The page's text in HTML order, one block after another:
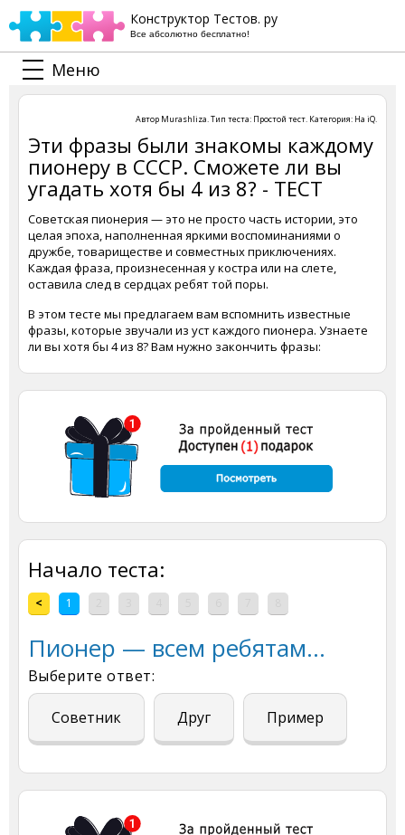
Конструктор Тестов. ру
Все абсолютно бесплатно!
Меню
Автор Murashliza. Тип теста: Простой тест. Категория: На iQ.
Эти фразы были знакомы каждому
пионеру в СССР. Сможете ли вы
угадать хотя бы 4 из 8? - ТЕСТ
Советская пионерия — это не просто часть истории, это
целая эпоха, наполненная яркими воспоминаниями о
дружбе, товариществе и совместных приключениях.
Каждая фраза, произнесенная у костра или на слете,
оставила след в сердцах ребят той поры.
В этом тесте мы предлагаем вам вспомнить известные
фразы, которые звучали из уст каждого пионера. Узнаете
ли вы хотя бы 4 из 8? Вам нужно закончить фразы:
Начало теста:
< 1
Пионер — всем ребятам...
Выберите ответ:
Советник Друг Пример